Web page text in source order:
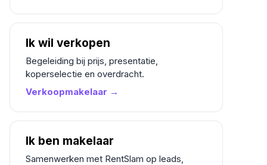
Ik wil verkopen
Begeleiding bij prijs, presentatie,
koperselectie en overdracht.
Verkoopmakelaar →
Ik ben makelaar
Samenwerken met RentSlam op leads,